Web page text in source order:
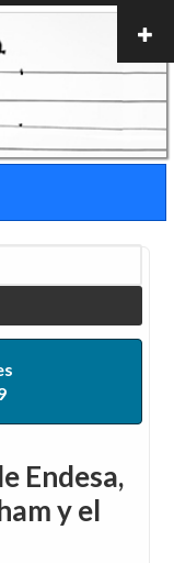
Endesa,
y el